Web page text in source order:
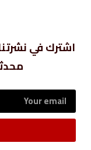
اشترك في